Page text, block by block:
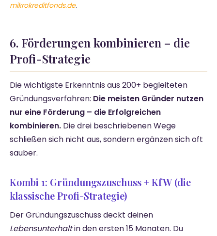
mikrokreditfonds.de.
6. Förderungen kombinieren – die
Profi-Strategie
Die wichtigste Erkenntnis aus 200+ begleiteten
Gründungsverfahren: Die meisten Gründer nutzen
nur eine Förderung – die Erfolgreichen
kombinieren. Die drei beschriebenen Wege
schließen sich nicht aus, sondern ergänzen sich oft
sauber.
Kombi 1: Gründungszuschuss + KfW (die
klassische Profi-Strategie)
Der Gründungszuschuss deckt deinen
Lebensunterhaltin den ersten 15 Monaten. Du